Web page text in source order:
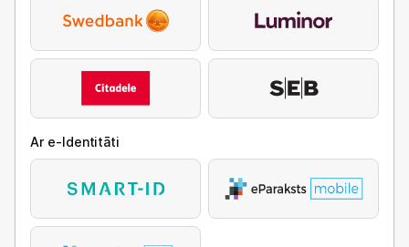
Ar e-Identitāti